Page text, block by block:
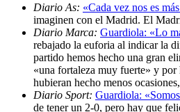
Diario As: «Cada vez nos es
imaginen con el Madrid. El
Diario Marca: Guardiola: «Lo
rebajado la euforia al indicar la
partido hemos hecho una gran
«una fortaleza muy fuerte» y
hubieran hecho menos
Diario Sport: Guardiola:
de tener un 2-0, pero hay que